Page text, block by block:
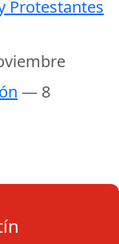
Protestantes
— 8